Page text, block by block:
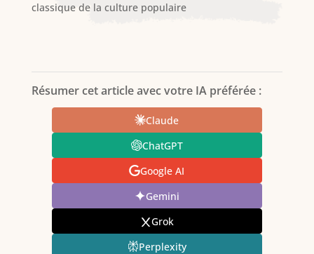
classique de la culture populaire
Résumer cet article avec votre IA préférée :
Claude
ChatGPT
Google AI
Gemini
Grok
Perplexity